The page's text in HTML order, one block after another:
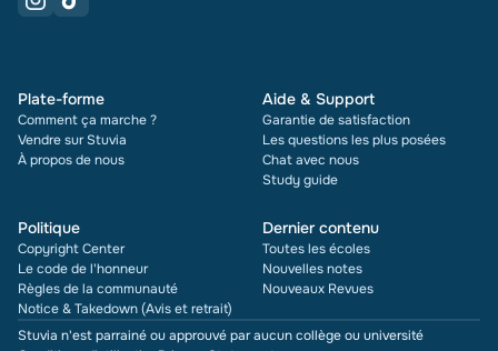
Plate-forme
Comment ça marche ?
Vendre sur Stuvia
À propos de nous
Aide & Support
Garantie de satisfaction
Les questions les plus posées
Chat avec nous
Study guide
Politique
Copyright Center
Le code de l'honneur
Règles de la communauté
Notice & Takedown (Avis et retrait)
Dernier contenu
Toutes les écoles
Nouvelles notes
Nouveaux Revues
Stuvia n'est parrainé ou approuvé par aucun collège ou université